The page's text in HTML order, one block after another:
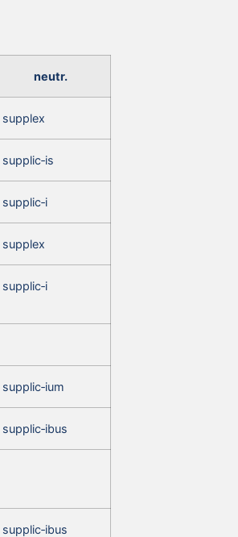
neutr.
supplex
supplic‑is
supplic‑i
supplex
supplic‑i
supplic‑ium
supplic‑ibus
supplic‑ibus